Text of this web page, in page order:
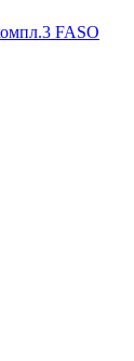
FASO